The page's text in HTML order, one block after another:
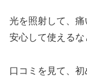
光を照射して、痛
安心して使えるな
口コミを見て、